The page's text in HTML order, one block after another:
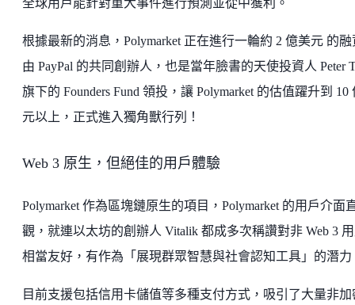
根據最新的消息，Polymarket 正在進行一輪約 2 億美元 的融
由 PayPal 的共同創辦人，也是當年臉書的天使投資人 Peter
旗下的 Founders Fund 領投，讓 Polymarket 的估值躍升到 10
元以上，正式進入獨角獸行列！
Web 3 原生，但絕佳的用戶體驗
Polymarket 作為區塊鏈原生的項目，Polymarket 的用戶介面
觀，就連以太坊的創辦人 Vitalik 都成多次稱讚對非 Web 3
相當友好，有作為「展現群眾智慧與社會認知工具」的潛力
目前支援包括信用卡儲值等多種支付方式，吸引了大量非加